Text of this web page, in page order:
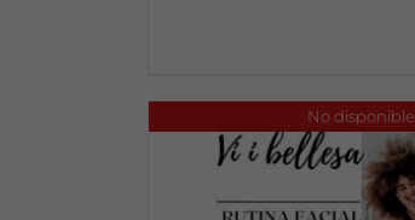
No disponible